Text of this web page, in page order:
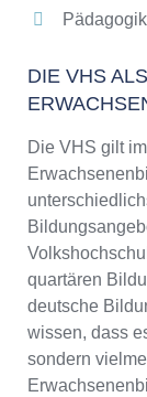
Pädagogik
DIE VHS
Die VHS gilt
quartären
deutsche
wissen, dass
sondern